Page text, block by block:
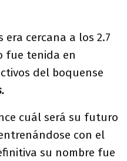
cercana a los 2.7
fue tenida en
del boquense
cuál será su futuro
con el
su nombre fue